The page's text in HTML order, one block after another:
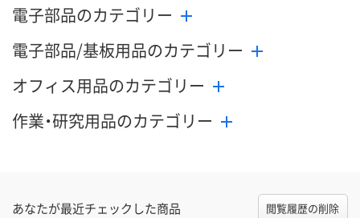
電子部品のカテゴリー
電子部品/基板用品のカテゴリー
オフィス用品のカテゴリー
作業・研究用品のカテゴリー
あなたが最近チェックした商品 閲覧履歴の削除